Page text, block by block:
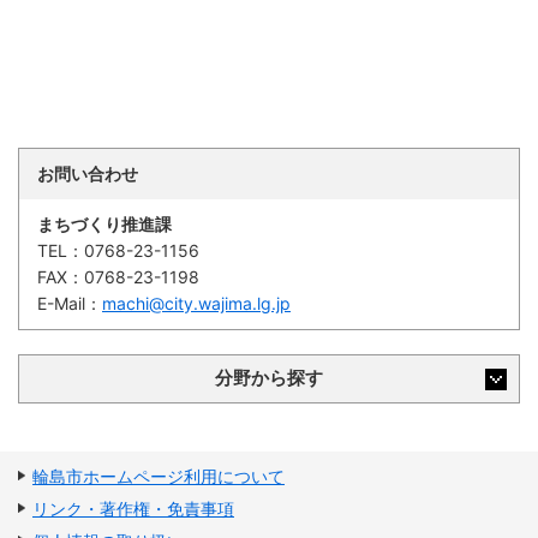
お問い合わせ
まちづくり推進課
TEL： 0768-23-1156
FAX： 0768-23-1198
E-Mail： machi@city.wajima.lg.jp
分野から探す
輪島市ホームページ利用について
リンク・著作権・免責事項